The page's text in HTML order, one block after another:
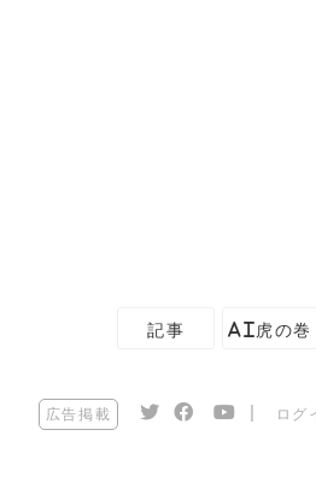
記事 AI虎の巻
広告掲載 ログ